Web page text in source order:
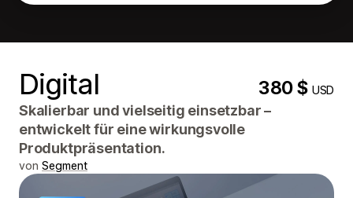
Digital 380 $USD
Skalierbar und vielseitig einsetzbar –
entwickelt für eine wirkungsvolle
Produktpräsentation.
von Segment